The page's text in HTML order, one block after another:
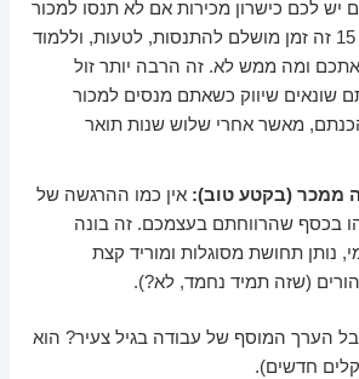
יש לכם כישרון מכירות אם לא תנסו למכור
משהו? גיל 15 זה זמן מושלם להתנסות, לטעות, וללמוד
אתכם ומה ממש לא. זה הרבה יותר זול
שונאים שיווק כשאתם מנסים למכור
מאשר אחרי שלוש שנות תואר
ממכר (בקטע טוב): אין כמו ההרגשה של
בכסף שהרווחתם בעצמכם. זה בונה
נותן תחושת מסוגלות ומוריד קצת
(שזה תמיד נחמד, לא?).
הערך המוסף של עבודה בגיל צעיר? הוא
חדשים).